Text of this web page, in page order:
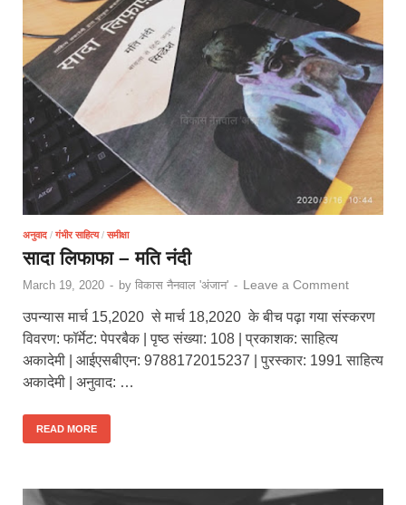
अनुवाद / गंभीर साहित्य/ समीक्षा
सादा लिफाफा – मति नंदी
March 19, 2020 - by विकास नैनवाल 'अंजान' - Leave a Comment
उपन्यास मार्च 15,2020 से मार्च 18,2020 के बीच पढ़ा गया संस्करण
विवरण: फॉर्मेट: पेपरबैक | पृष्ठ संख्या: 108 | प्रकाशक: साहित्य
अकादेमी | आईएसबीएन: 9788172015237 | पुरस्कार: 1991 साहित्य
अकादेमी | अनुवाद: …
READ MORE